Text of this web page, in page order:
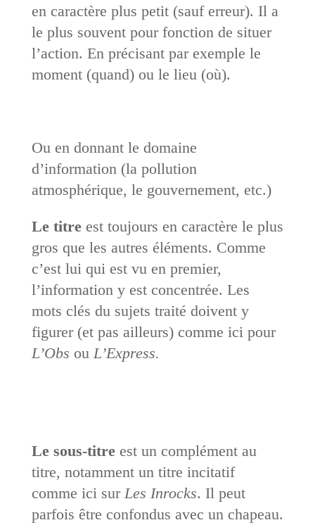
en caractère plus petit (sauf erreur). Il a
le plus souvent pour fonction de situer
l’action. En précisant par exemple le
moment (quand) ou le lieu (où).
Ou en donnant le domaine
d’information (la pollution
atmosphérique, le gouvernement, etc.)
Le titreest toujours en caractère le plus
gros que les autres éléments. Comme
c’est lui qui est vu en premier,
l’information y est concentrée. Les
mots clés du sujets traité doivent y
figurer (et pas ailleurs) comme ici pour
L’Obs ou L’Express.
Le sous-titreest un complément au
titre, notamment un titre incitatif
comme ici sur Les Inrocks. Il peut
parfois être confondus avec un chapeau.